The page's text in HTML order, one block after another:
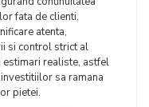
fata de clienti.
atenta,
si control strict al
realiste, astfel
sa ramana
pietei.